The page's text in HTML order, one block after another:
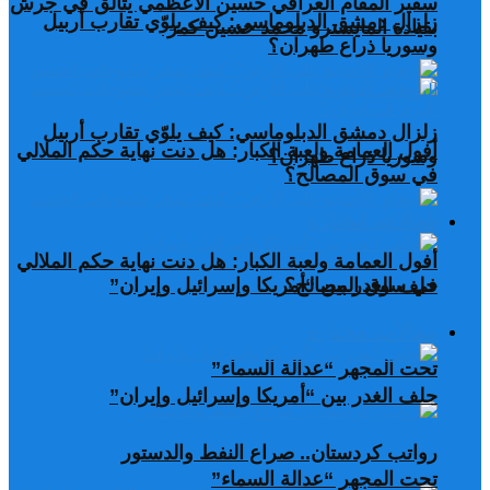
زلزال دمشق الدبلوماسي: كيف يلوّي تقارب أربيل
وسوريا ذراع طهران؟
أفول العمامة ولعبة الكبار: هل دنت نهاية حكم الملالي
في سوق المصالح؟
حلف الغدر بين “أمريكا وإسرائيل وإيران”
تحت المجهر “عدالة السماء”
رواتب كردستان.. صراع النفط والدستور
بقيادة المايسترو محمد حسين كمر
زلزال دمشق الدبلوماسي: كيف يلوّي تقارب أربيل
وسوريا ذراع طهران؟
أفول العمامة ولعبة الكبار: هل دنت نهاية حكم الملالي
في سوق المصالح؟
حلف الغدر بين “أمريكا وإسرائيل وإيران”
تحت المجهر “عدالة السماء”